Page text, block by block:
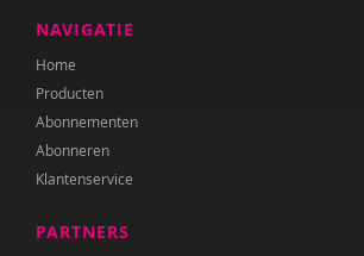
Merel Breedeveld
Marion Breg
Amber Broek
Martine Broekhuizen
NAVIGATIE
Home
Producten
Abonnementen
Abonneren
Klantenservice
PARTNERS